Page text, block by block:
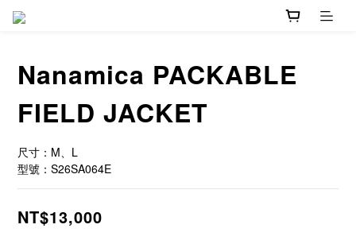
Nanamica PACKABLE
FIELD JACKET
尺寸：M、L
型號：S26SA064E
NT$13,000